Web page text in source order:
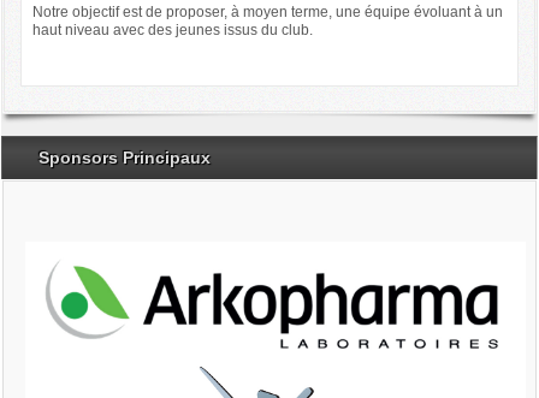
Notre objectif est de proposer, à moyen terme, une équipe évoluant à un
haut niveau avec des jeunes issus du club.
Sponsors Principaux